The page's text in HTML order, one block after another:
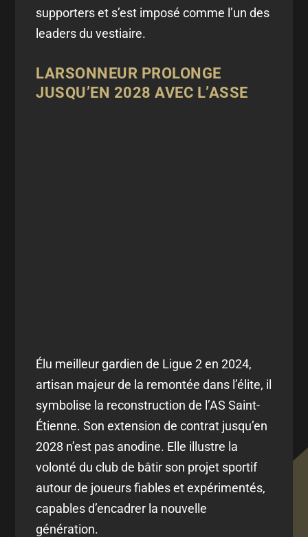
supporters et s’est imposé comme l’un des
leaders du vestiaire.
LARSONNEUR PROLONGE
JUSQU’EN 2028 AVEC L’ASSE
Élu meilleur gardien de Ligue 2 en 2024,
artisan majeur de la remontée dans l’élite, il
symbolise la reconstruction de l’AS Saint-
Étienne. Son extension de contrat jusqu’en
2028 n’est pas anodine. Elle illustre la
volonté du club de bâtir son projet sportif
autour de joueurs fiables et expérimentés,
capables d’encadrer la nouvelle
génération.